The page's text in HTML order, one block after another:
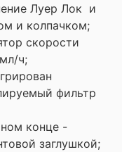
Луер Лок и
и колпачком;
скорости
ч;
фильтр
конце -
заглушкой;